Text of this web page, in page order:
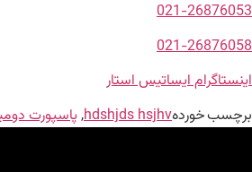
021-26876053
021-26876058
اینستاگرام ایساتیس استار
برچسب خوردهhdshjds hsjhv
,پاسپورت